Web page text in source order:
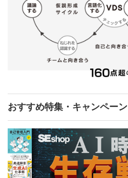
おすすめ特集・キャンペーン